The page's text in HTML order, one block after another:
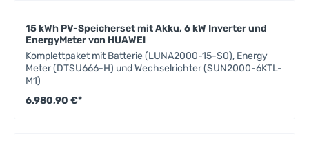
15 kWh PV-Speicherset mit Akku, 6 kW Inverter und
EnergyMeter von HUAWEI
Komplettpaket mit Batterie (LUNA2000-15-S0), Energy
Meter (DTSU666-H) und Wechselrichter (SUN2000-6KTL-
M1)
6.980,90 €*